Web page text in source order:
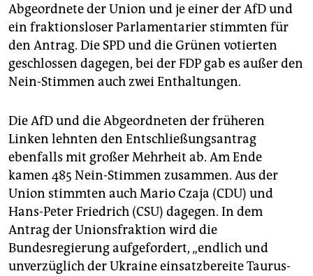
Abgeordnete der Union und je einer der AfD und
ein fraktionsloser Parlamentarier stimmten für
den Antrag. Die SPD und die Grünen votierten
geschlossen dagegen, bei der FDP gab es außer den
Nein-Stimmen auch zwei Enthaltungen.
Die AfD und die Abgeordneten der früheren
Linken lehnten den Entschließungsantrag
ebenfalls mit großer Mehrheit ab. Am Ende
kamen 485 Nein-Stimmen zusammen. Aus der
Union stimmten auch Mario Czaja (CDU) und
Hans-Peter Friedrich (CSU) dagegen. In dem
Antrag der Unionsfraktion wird die
Bundesregierung aufgefordert, „endlich und
unverzüglich der Ukraine einsatzbereite Taurus-